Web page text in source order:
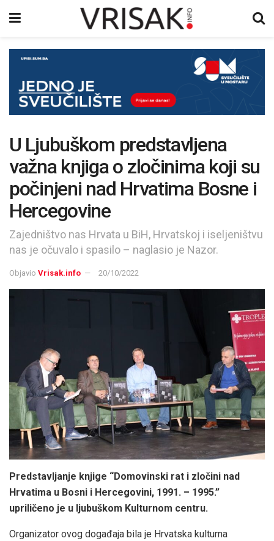
U Ljubuškom predstavljena
važna knjiga o zločinima koji su
počinjeni nad Hrvatima Bosne i
Hercegovine
Zajedništvo nas Hrvata u BiH, Hrvatskoj i iseljeništvu
nas je očuvalo i spasilo – naglasio je Nazor.
Objavio Vrisak.info 20/10/2022
Predstavljanje knjige “Domovinski rat i zločini nad
Hrvatima u Bosni i Hercegovini, 1991. – 1995.”
upriličeno je u ljubuškom Kulturnom centru.
Organizator ovog događaja bila je Hrvatska kulturna